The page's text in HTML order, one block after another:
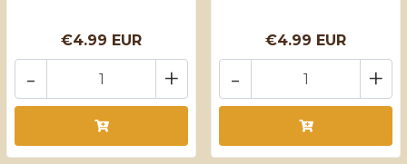
€4.99 EUR
+
-
€4.99 EUR
+
-